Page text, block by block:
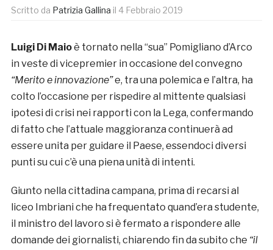
Scritto da Patrizia Gallina il 4 Febbraio 2019
Luigi Di Maioè tornato nella “sua” Pomigliano d’Arco
in veste di vicepremier in occasione del convegno
“Merito e innovazione”e, tra una polemica e l’altra, ha
colto l’occasione per rispedire al mittente qualsiasi
ipotesi di crisi nei rapporti con la Lega, confermando
di fatto che l’attuale maggioranza continuerà ad
essere unita per guidare il Paese, essendoci diversi
punti su cui c’è una piena unità di intenti.
Giunto nella cittadina campana, prima di recarsi al
liceo Imbriani che ha frequentato quand’era studente,
il ministro del lavoro si è fermato a rispondere alle
domande dei giornalisti, chiarendo fin da subito che “il